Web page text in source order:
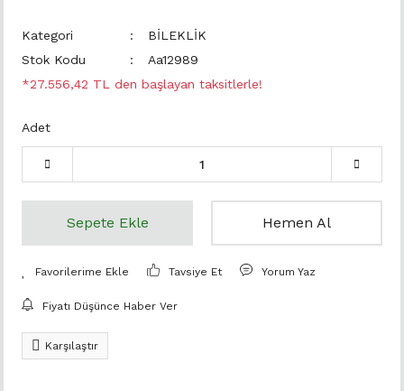
Kategori
BİLEKLİK
Stok Kodu
Aa12989
*27.556,42 TL den başlayan taksitlerle!
Adet
Sepete Ekle Hemen Al
Tavsiye Et Yorum Yaz
Fiyatı Düşünce Haber Ver
Karşılaştır